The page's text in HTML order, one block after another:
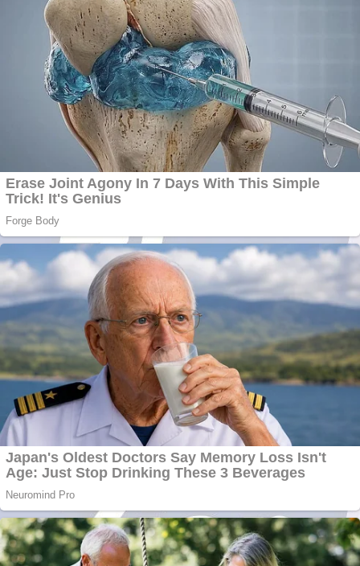
Ofera def între
special
domeniu+website de
publicitate de tip
Adsense
Pastorul Liviu Radu a
trecut la Domnul
Anchetă incendiară
la Gherla, polițist
acuzat de abuz în